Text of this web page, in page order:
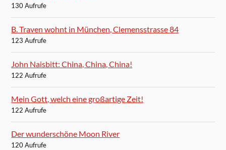
130 Aufrufe
B. Traven wohnt in München, Clemensstrasse 84
123 Aufrufe
John Naisbitt: China, China, China!
122 Aufrufe
Mein Gott, welch eine großartige Zeit!
122 Aufrufe
Der wunderschöne Moon River
120 Aufrufe